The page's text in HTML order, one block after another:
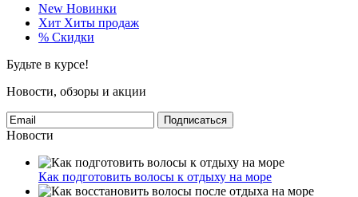
New Новинки
Хит Хиты продаж
% Скидки
Будьте в курсе!
Новости, обзоры и акции
Подписаться
Новости
Как подготовить волосы к отдыху на море